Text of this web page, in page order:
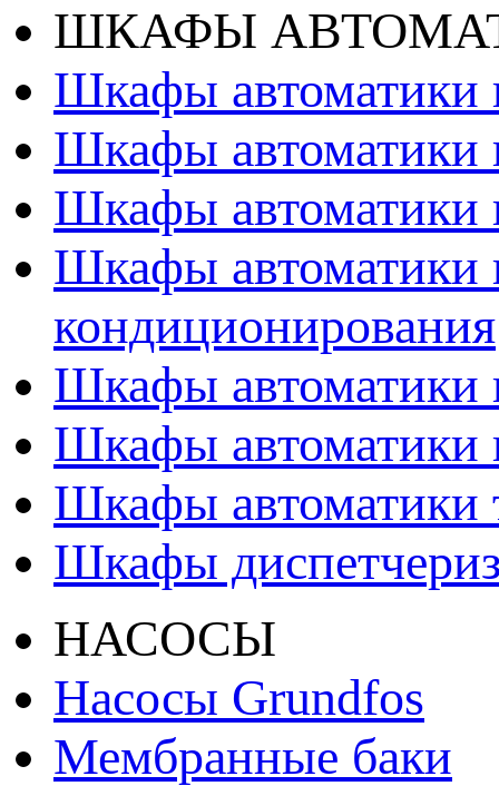
ШКАФЫ
Шкафы автоматики
Шкафы автоматики
Шкафы автоматики
Шкафы автоматики
кондиционирования
Шкафы автоматики
Шкафы автоматики
Шкафы автоматики
Шкафы
НАСОСЫ
Насосы Grundfos
Мембранные баки